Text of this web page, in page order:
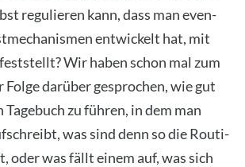
regu­lie­ren kann, dass man even­
ent­wi­ckelt hat, mit
Wir haben schon mal zum
Fol­ge dar­über gespro­chen, wie gut
Tage­buch zu füh­ren, in dem man
was sind denn so die Rou­ti­
oder was fällt einem auf, was sich